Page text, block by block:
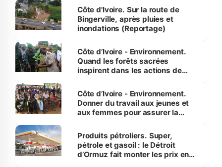
(Alassane Ouattara
Côte d'Ivoire. Sur la route de
Bingerville, après pluies et
inondations (Reportage)
Côte d’Ivoire - Environnement.
Quand les forêts sacrées
inspirent dans les actions de
Côte d’Ivoire - Environnement.
Donner du travail aux jeunes et
aux femmes pour assurer la
menacées
Produits pétroliers. Super,
pétrole et gasoil : le Détroit
d’Ormuz fait monter les prix en